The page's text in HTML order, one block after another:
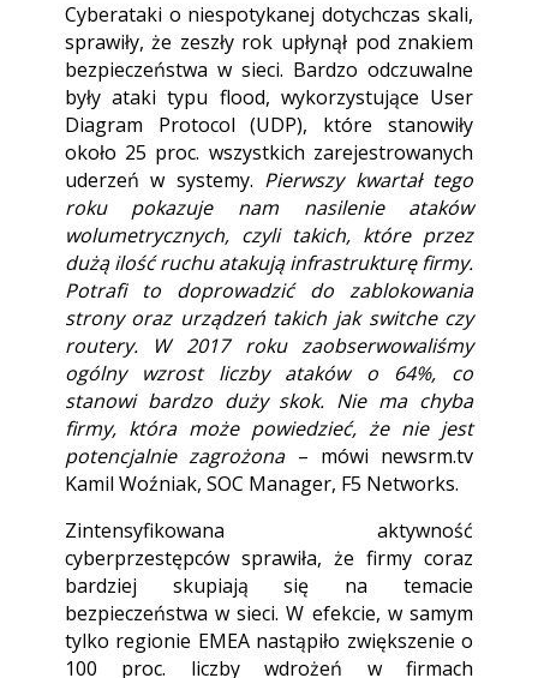
Cyberataki o niespotykanej dotychczas skali,
sprawiły, że zeszły rok upłynął pod znakiem
bezpieczeństwa w sieci. Bardzo odczuwalne
były ataki typu flood, wykorzystujące User
Diagram Protocol (UDP), które stanowiły
około 25 proc. wszystkich zarejestrowanych
uderzeń w systemy. Pierwszy kwartał tego
roku pokazuje nam nasilenie ataków
wolumetrycznych, czyli takich, które przez
dużą ilość ruchu atakują infrastrukturę firmy.
Potrafi to doprowadzić do zablokowania
strony oraz urządzeń takich jak switche czy
routery. W 2017 roku zaobserwowaliśmy
ogólny wzrost liczby ataków o 64%, co
stanowi bardzo duży skok. Nie ma chyba
firmy, która może powiedzieć, że nie jest
potencjalnie zagrożona – mówi newsrm.tv
Kamil Woźniak, SOC Manager, F5 Networks.
Zintensyfikowana aktywność
cyberprzestępców sprawiła, że firmy coraz
bardziej skupiają się na temacie
bezpieczeństwa w sieci. W efekcie, w samym
tylko regionie EMEA nastąpiło zwiększenie o
100 proc. liczby wdrożeń w firmach